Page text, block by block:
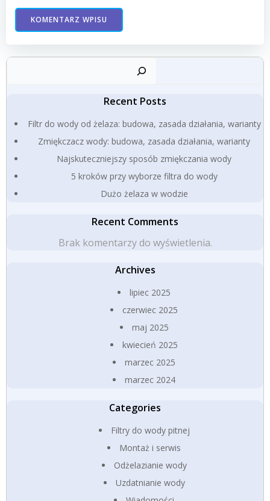
Recent Posts
Filtr do wody od żelaza: budowa, zasada działania, warianty
Zmiękczacz wody: budowa, zasada działania, warianty
Najskuteczniejszy sposób zmiękczania wody
5 kroków przy wyborze filtra do wody
Dużo żelaza w wodzie
Recent Comments
Brak komentarzy do wyświetlenia.
Archives
lipiec 2025
czerwiec 2025
maj 2025
kwiecień 2025
marzec 2025
marzec 2024
Categories
Filtry do wody pitnej
Montaż i serwis
Odżelazianie wody
Uzdatnianie wody